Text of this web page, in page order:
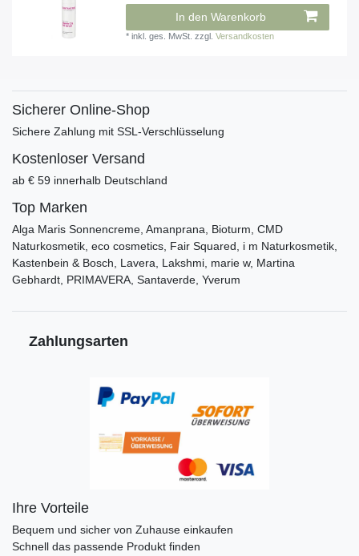
In den Warenkorb
*inkl. ges. MwSt. zzgl.Versandkosten
Sicherer Online-Shop
Sichere Zahlung mit SSL-Verschlüsselung
Kostenloser Versand
ab € 59 innerhalb Deutschland
Top Marken
Alga Maris Sonnencreme, Amanprana, Bioturm, CMD
Naturkosmetik, eco cosmetics, Fair Squared, i m Naturkosmetik,
Kastenbein & Bosch, Lavera, Lakshmi, marie w, Martina
Gebhardt, PRIMAVERA, Santaverde, Yverum
Zahlungsarten
Ihre Vorteile
Bequem und sicher von Zuhause einkaufen
Schnell das passende Produkt finden